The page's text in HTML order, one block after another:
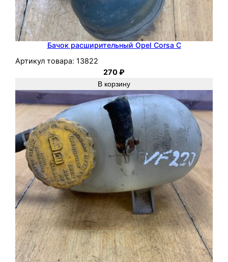
Бачок расширительный Opel Corsa C
Артикул товара: 13822
270₽
В корзину